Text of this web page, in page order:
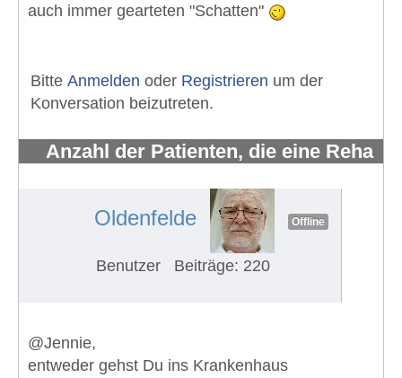
auch immer gearteten "Schatten"
Bitte Anmelden oder Registrieren um der
Konversation beizutreten.
Anzahl der Patienten, die eine Reha
Oldenfelde Offline
Benutzer Beiträge: 220
@Jennie,
entweder gehst Du ins Krankenhaus